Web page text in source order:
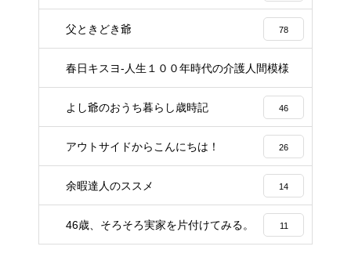
父ときどき爺 78
春日キスヨ-人生１００年時代の介護人間模様
よし爺のおうち暮らし歳時記 46
アウトサイドからこんにちは！ 26
余暇達人のススメ 14
46歳、そろそろ実家を片付けてみる。 11